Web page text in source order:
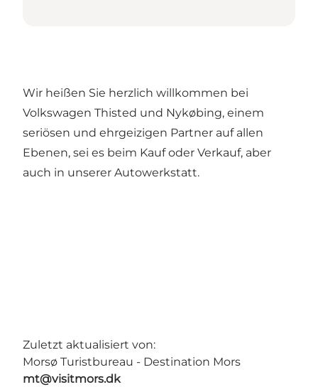
Wir heißen Sie herzlich willkommen bei
Volkswagen Thisted und Nykøbing, einem
seriösen und ehrgeizigen Partner auf allen
Ebenen, sei es beim Kauf oder Verkauf, aber
auch in unserer Autowerkstatt.
Zuletzt aktualisiert von:
Morsø Turistbureau - Destination Mors
mt@visitmors.dk